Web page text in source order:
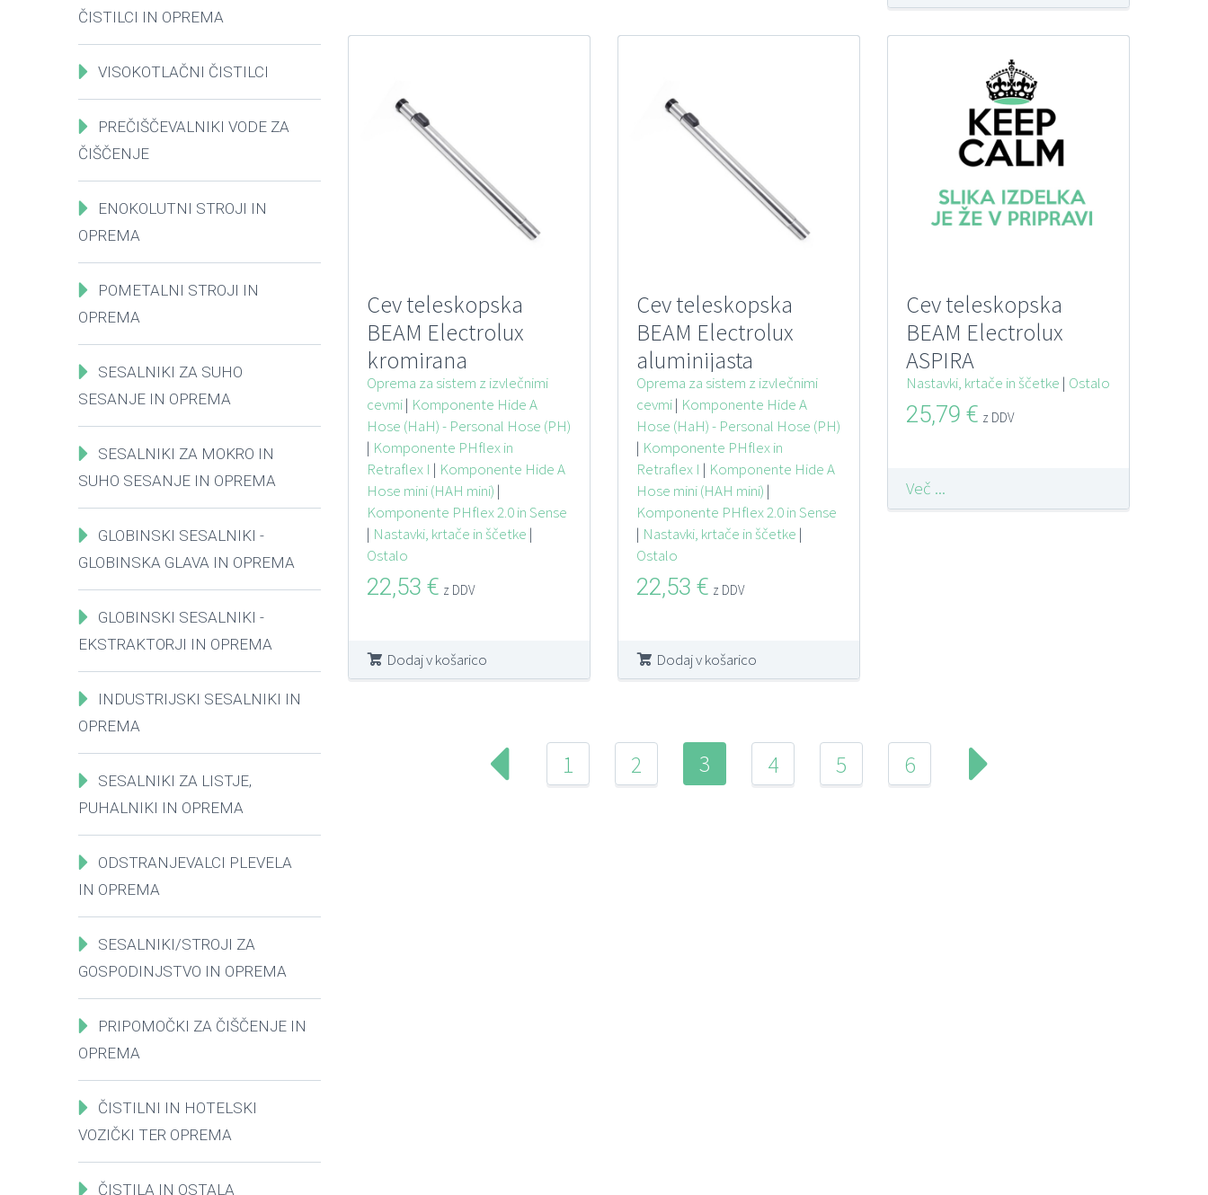
Cev teleskopska
BEAM Electrolux
kromirana
univerzalna
Oprema za sistem z izvlečnimi
cevmi| Komponente Hide A
Hose (HaH) - Personal Hose (PH)
| Komponente PHflex in
Retraflex I | Komponente Hide A
Hose mini (HAH mini) |
Komponente PHflex 2.0 in Sense
| Nastavki, krtače in ščetke |
Ostalo
22,53 € z DDV
Dodaj v košarico
Cev teleskopska
BEAM Electrolux
aluminijasta
univerzalna
Oprema za sistem z izvlečnimi
cevmi| Komponente Hide A
Hose (HaH) - Personal Hose (PH)
| Komponente PHflex in
Retraflex I | Komponente Hide A
Hose mini (HAH mini) |
Komponente PHflex 2.0 in Sense
| Nastavki, krtače in ščetke |
Ostalo
22,53 € z DDV
Dodaj v košarico
Cev teleskopska
BEAM Electrolux
ASPIRA
Nastavki, krtače in ščetke | Ostalo
25,79 € z DDV
Več ...
1 2 3 4 5 6
ČISTILCI IN OPREMA
VISOKOTLAČNI ČISTILCI
PREČIŠČEVALNIKI VODE ZA
ČIŠČENJE
ENOKOLUTNI STROJI IN
OPREMA
POMETALNI STROJI IN
OPREMA
SESALNIKI ZA SUHO
SESANJE IN OPREMA
SESALNIKI ZA MOKRO IN
SUHO SESANJE IN OPREMA
GLOBINSKI SESALNIKI -
GLOBINSKA GLAVA IN OPREMA
GLOBINSKI SESALNIKI -
EKSTRAKTORJI IN OPREMA
INDUSTRIJSKI SESALNIKI IN
OPREMA
SESALNIKI ZA LISTJE,
PUHALNIKI IN OPREMA
ODSTRANJEVALCI PLEVELA
IN OPREMA
SESALNIKI/STROJI ZA
GOSPODINJSTVO IN OPREMA
PRIPOMOČKI ZA ČIŠČENJE IN
OPREMA
ČISTILNI IN HOTELSKI
VOZIČKI TER OPREMA
ČISTILA IN OSTALA